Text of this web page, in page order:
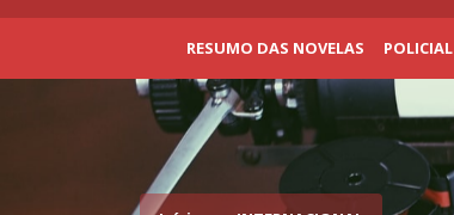
RESUMO DAS NOVELAS POLICIAL